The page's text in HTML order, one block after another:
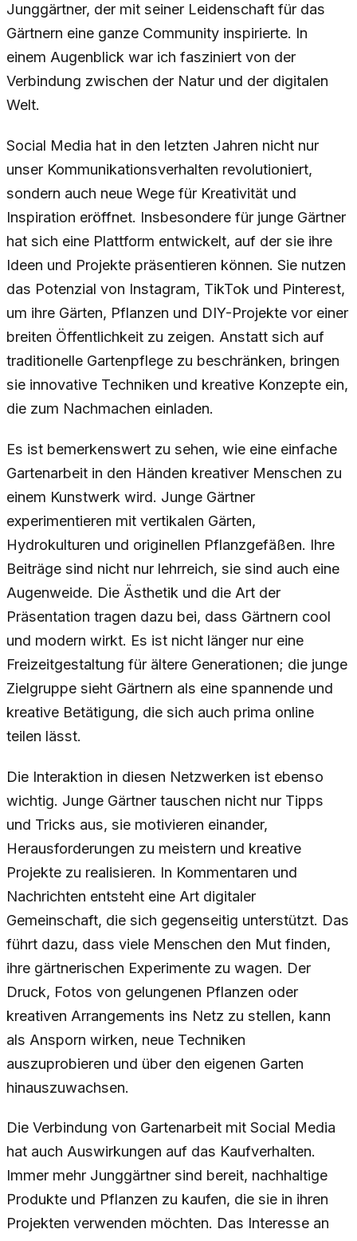
Junggärtner, der mit seiner Leidenschaft für das
Gärtnern eine ganze Community inspirierte. In
einem Augenblick war ich fasziniert von der
Verbindung zwischen der Natur und der digitalen
Welt.
Social Media hat in den letzten Jahren nicht nur
unser Kommunikationsverhalten revolutioniert,
sondern auch neue Wege für Kreativität und
Inspiration eröffnet. Insbesondere für junge Gärtner
hat sich eine Plattform entwickelt, auf der sie ihre
Ideen und Projekte präsentieren können. Sie nutzen
das Potenzial von Instagram, TikTok und Pinterest,
um ihre Gärten, Pflanzen und DIY-Projekte vor einer
breiten Öffentlichkeit zu zeigen. Anstatt sich auf
traditionelle Gartenpflege zu beschränken, bringen
sie innovative Techniken und kreative Konzepte ein,
die zum Nachmachen einladen.
Es ist bemerkenswert zu sehen, wie eine einfache
Gartenarbeit in den Händen kreativer Menschen zu
einem Kunstwerk wird. Junge Gärtner
experimentieren mit vertikalen Gärten,
Hydrokulturen und originellen Pflanzgefäßen. Ihre
Beiträge sind nicht nur lehrreich, sie sind auch eine
Augenweide. Die Ästhetik und die Art der
Präsentation tragen dazu bei, dass Gärtnern cool
und modern wirkt. Es ist nicht länger nur eine
Freizeitgestaltung für ältere Generationen; die junge
Zielgruppe sieht Gärtnern als eine spannende und
kreative Betätigung, die sich auch prima online
teilen lässt.
Die Interaktion in diesen Netzwerken ist ebenso
wichtig. Junge Gärtner tauschen nicht nur Tipps
und Tricks aus, sie motivieren einander,
Herausforderungen zu meistern und kreative
Projekte zu realisieren. In Kommentaren und
Nachrichten entsteht eine Art digitaler
Gemeinschaft, die sich gegenseitig unterstützt. Das
führt dazu, dass viele Menschen den Mut finden,
ihre gärtnerischen Experimente zu wagen. Der
Druck, Fotos von gelungenen Pflanzen oder
kreativen Arrangements ins Netz zu stellen, kann
als Ansporn wirken, neue Techniken
auszuprobieren und über den eigenen Garten
hinauszuwachsen.
Die Verbindung von Gartenarbeit mit Social Media
hat auch Auswirkungen auf das Kaufverhalten.
Immer mehr Junggärtner sind bereit, nachhaltige
Produkte und Pflanzen zu kaufen, die sie in ihren
Projekten verwenden möchten. Das Interesse an